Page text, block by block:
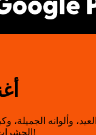
وألوانه الجميلة،
الحشرات المزعجة في الحديقة!